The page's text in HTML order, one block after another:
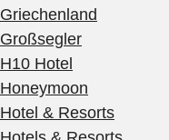
Griechenland
Großsegler
H10 Hotel
Honeymoon
Hotel & Resorts